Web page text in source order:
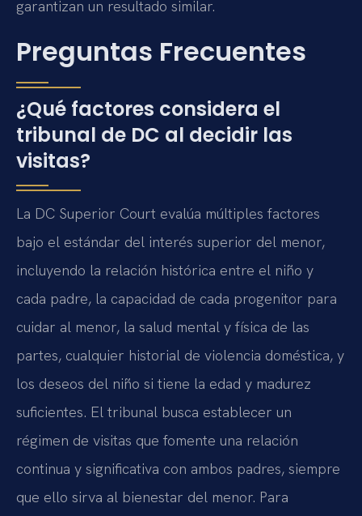
garantizan un resultado similar.
Preguntas Frecuentes
¿Qué factores considera el
tribunal de DC al decidir las
visitas?
La DC Superior Court evalúa múltiples factores
bajo el estándar del interés superior del menor,
incluyendo la relación histórica entre el niño y
cada padre, la capacidad de cada progenitor para
cuidar al menor, la salud mental y física de las
partes, cualquier historial de violencia doméstica, y
los deseos del niño si tiene la edad y madurez
suficientes. El tribunal busca establecer un
régimen de visitas que fomente una relación
continua y significativa con ambos padres, siempre
que ello sirva al bienestar del menor. Para